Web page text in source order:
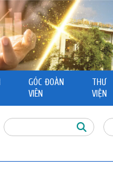
GÓC ĐOÀN
VIÊN
THƯ
VIỆN